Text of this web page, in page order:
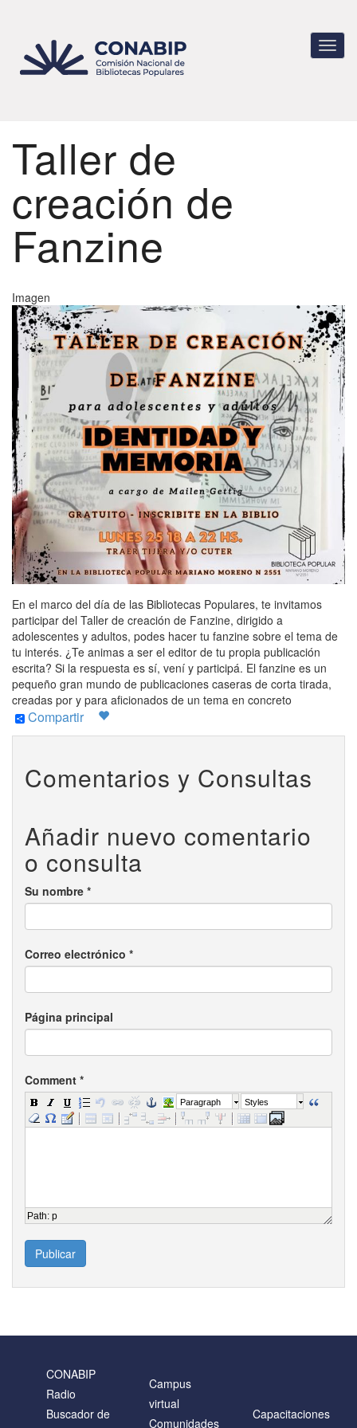
contenido
principal
Taller de
creación de
Fanzine
Imagen
En el marco del día de las Bibliotecas Populares, te invitamos
participar del Taller de creación de Fanzine, dirigido a
adolescentes y adultos, podes hacer tu fanzine sobre el tema de
tu interés. ¿Te animas a ser el editor de tu propia publicación
escrita? Si la respuesta es sí, vení y participá. El fanzine es un
pequeño gran mundo de publicaciones caseras de corta tirada,
creadas por y para aficionados de un tema en concreto
Compartir
Comentarios y Consultas
Añadir nuevo comentario
o consulta
Su nombre *
Correo electrónico *
Página principal
Comment *
Paragraph Styles
Path: p
Publicar
CONABIP
Radio
Buscador de
Campus
virtual
Comunidades
Capacitaciones